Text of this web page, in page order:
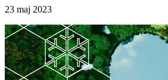
23 maj 2023